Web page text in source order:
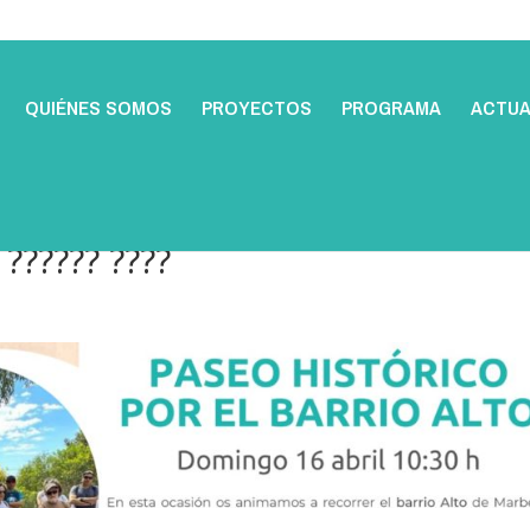
QUIÉNES SOMOS PROYECTOS PROGRAMA
????